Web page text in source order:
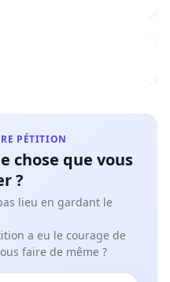
PÉTITION
chose que vous
?
lieu en gardant le
a eu le courage de
faire de même ?